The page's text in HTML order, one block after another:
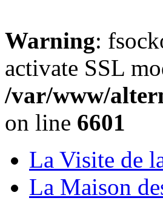
Warning:
activate SSL
/var/www/
on line 6601
La Visite de
La Maison